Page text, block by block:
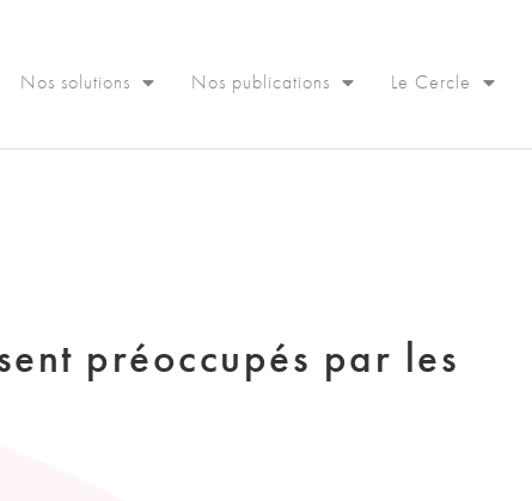
Nos solutions Nos publications Le Cercle
préoccupés par les